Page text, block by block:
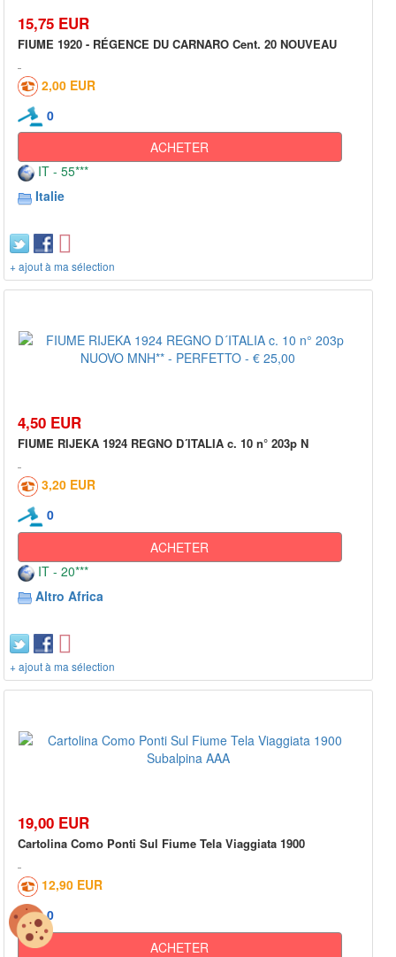
15,75 EUR
FIUME 1920 - RÉGENCE DU CARNARO Cent. 20 NOUVEAU
2,00 EUR
0
ACHETER
IT - 55***
Italie
+ ajout à ma sélection
4,50 EUR
FIUME RIJEKA 1924 REGNO D´ITALIA c. 10 n° 203p N
3,20 EUR
0
ACHETER
IT - 20***
Altro Africa
+ ajout à ma sélection
19,00 EUR
Cartolina Como Ponti Sul Fiume Tela Viaggiata 1900
12,90 EUR
0
ACHETER